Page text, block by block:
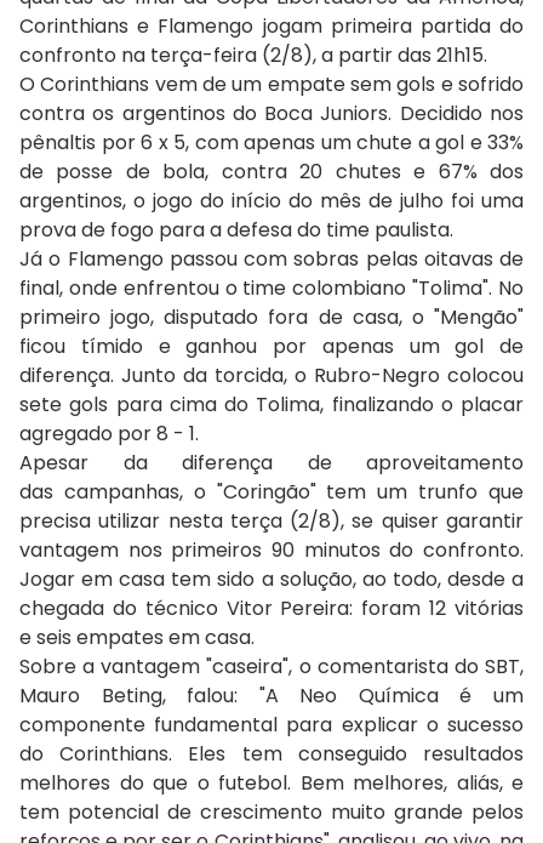
Corinthians e Flamengo jogam primeira partida do
confronto na terça-feira (2/8), a partir das 21h15.
O Corinthians vem de um empate sem gols e sofrido
contra os argentinos do Boca Juniors. Decidido nos
pênaltis por 6 x 5, com apenas um chute a gol e 33%
de posse de bola, contra 20 chutes e 67% dos
argentinos, o jogo do início do mês de julho foi uma
prova de fogo para a defesa do time paulista.
Já o Flamengo passou com sobras pelas oitavas de
final, onde enfrentou o time colombiano "Tolima". No
primeiro jogo, disputado fora de casa, o "Mengão"
ficou tímido e ganhou por apenas um gol de
diferença. Junto da torcida, o Rubro-Negro colocou
sete gols para cima do Tolima, finalizando o placar
agregado por 8 - 1.
Apesar da diferença de aproveitamento
das campanhas, o "Coringão" tem um trunfo que
precisa utilizar nesta terça (2/8), se quiser garantir
vantagem nos primeiros 90 minutos do confronto.
Jogar em casa tem sido a solução, ao todo, desde a
chegada do técnico Vitor Pereira: foram 12 vitórias
e seis empates em casa.
Sobre a vantagem "caseira", o comentarista do SBT,
Mauro Beting, falou: "A Neo Química é um
componente fundamental para explicar o sucesso
do Corinthians. Eles tem conseguido resultados
melhores do que o futebol. Bem melhores, aliás, e
tem potencial de crescimento muito grande pelos